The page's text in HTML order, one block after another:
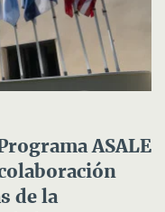
ASALE
de la